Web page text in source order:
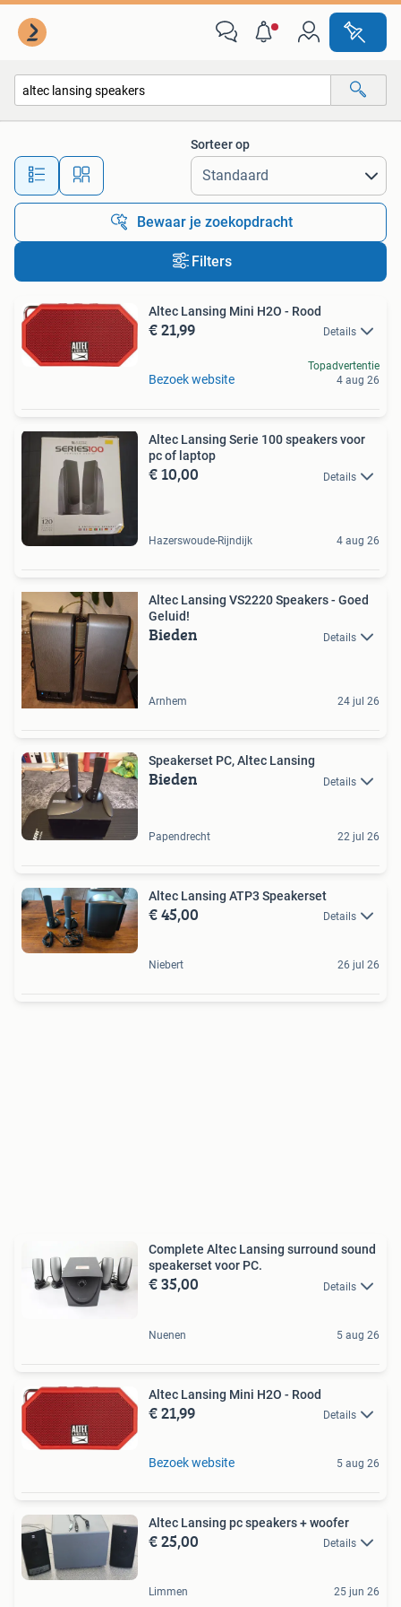
Alle afstanden…
Sorteer op
Bewaar je zoekopdracht
Filters
Altec Lansing Mini H2O - Rood
€ 21,99 Details
Bezoek website
Topadvertentie
4 aug 26
Altec Lansing Serie 100 speakers voor
pc of laptop
€ 10,00 Details
Hazerswoude-Rijndijk 4 aug 26
Altec Lansing VS2220 Speakers - Goed
Geluid!
Bieden Details
Arnhem 24 jul 26
Speakerset PC, Altec Lansing
Bieden Details
Papendrecht 22 jul 26
Altec Lansing ATP3 Speakerset
€ 45,00 Details
Niebert 26 jul 26
Complete Altec Lansing surround sound
speakerset voor PC.
€ 35,00 Details
Nuenen 5 aug 26
Altec Lansing Mini H2O - Rood
€ 21,99 Details
Bezoek website 5 aug 26
Altec Lansing pc speakers + woofer
€ 25,00 Details
Limmen 25 jun 26